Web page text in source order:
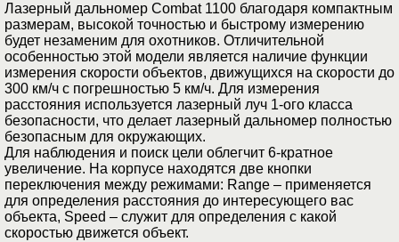
Лазерный дальномер Combat 1100 благодаря компактным
размерам, высокой точностью и быстрому измерению
будет незаменим для охотников. Отличительной
особенностью этой модели является наличие функции
измерения скорости объектов, движущихся на скорости до
300 км/ч с погрешностью 5 км/ч. Для измерения
расстояния используется лазерный луч 1-ого класса
безопасности, что делает лазерный дальномер полностью
безопасным для окружающих.
Для наблюдения и поиск цели облегчит 6-кратное
увеличение. На корпусе находятся две кнопки
переключения между режимами: Range – применяется
для определения расстояния до интересующего вас
объекта, Speed – служит для определения с какой
скоростью движется объект.